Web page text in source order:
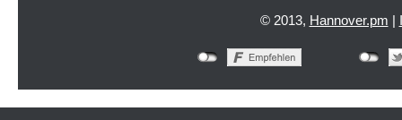
© 2013, Hannover.pm